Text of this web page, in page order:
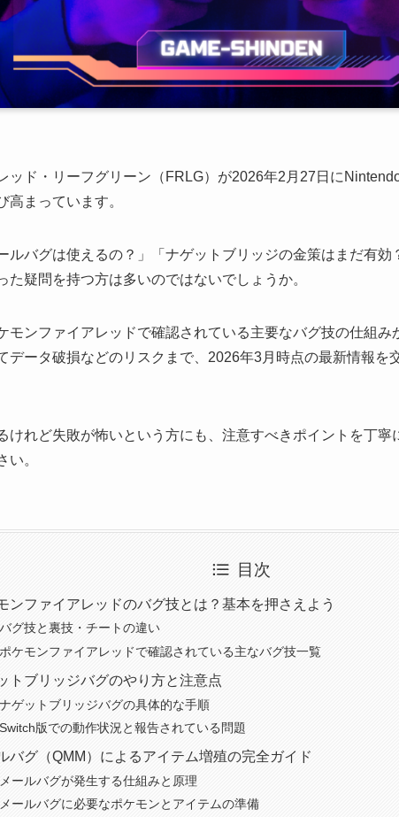
ッド・リーフグリーン（FRLG）が2026年2月27日に
高まっています。
ルバグは使えるの？」「ナゲットブリッジの金策はまだ有
た疑問を持つ方は多いのではないでしょうか。
モンファイアレッドで確認されている主要なバグ技の仕組
データ破損などのリスクまで、2026年3月時点の最新情報を
けれど失敗が怖いという方にも、注意すべきポイントを丁寧
い。
目次
ンファイアレッドのバグ技とは？基本を押さえよう
バグ技と裏技・チートの違い
ポケモンファイアレッドで確認されている主なバグ技一覧
トブリッジバグのやり方と注意点
ナゲットブリッジバグの具体的な手順
Switch版での動作状況と報告されている問題
バグ（QMM）によるアイテム増殖の完全ガイド
メールバグが発生する仕組みと原理
メールバグに必要なポケモンとアイテムの準備